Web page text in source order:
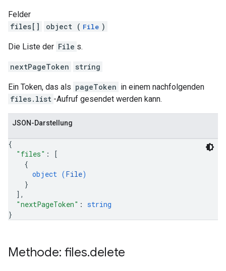
Felder
files[]
object ( File )
Die Liste der File s.
nextPageToken string
Ein Token, das als pageToken in einem nachfolgenden
files.list -Aufruf gesendet werden kann.
JSON-Darstellung
{
"files" :
[
{
object (File)
}
] ,
"nextPageToken" : string
}
Methode: files.delete